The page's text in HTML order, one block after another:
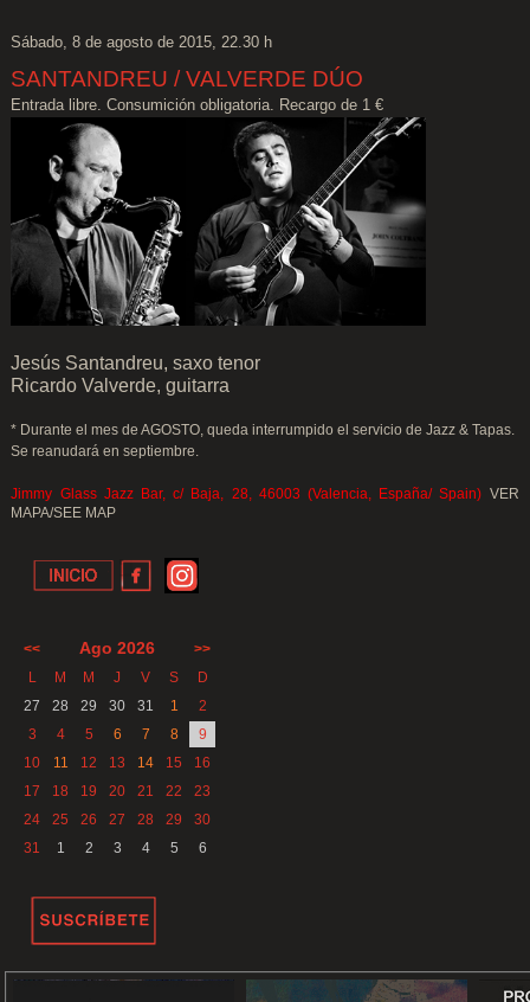
Sábado, 8 de agosto de 2015, 22.30 h
SANTANDREU / VALVERDE DÚO
Entrada libre. Consumición obligatoria. Recargo de 1 €
Jesús Santandreu, saxo tenor
Ricardo Valverde, guitarra
* Durante el mes de AGOSTO, queda interrumpido el servicio de Jazz & Tapas.
Se reanudará en septiembre.
Jimmy Glass Jazz Bar, c/ Baja, 28, 46003 (Valencia, España/ Spain) VER
MAPA/SEE MAP
<< Ago 2026
>>
L
M M J V S
D
27
28 29 30 31 1
2
3
4 5 6 7 8
9
10
11 12 13 14 15
16
17
18 19 20 21 22
23
24
25 26 27 28 29
30
31
1 2 3 4 5 6